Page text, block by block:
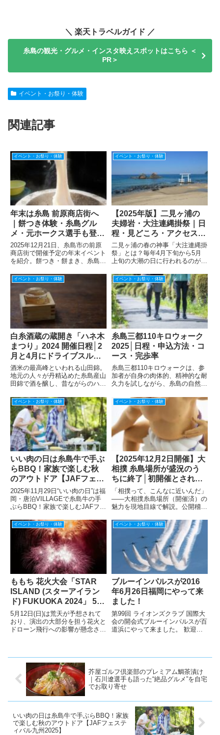
＼ 楽天トラベルガイド ／
糸島の観光・グルメ・インスタ映えスポットはこちら ＜
PR＞
イベント・お祭り・体験
関連記事
イベント・お祭り・体験
年末は糸島 前原商店街へ
｜餅つき体験・糸島グル
メ・元ホークス選手も登場
予定のイベント【2025
年】
2025年12月21日、糸島市の前原
商店街で開催予定の年末イベント
を紹介。餅つき・餅まき、糸島グ
画など、家族で立ち寄りやすい地
域型イベントの見どころをまとめ
ました。
イベント・お祭り・体験
【2025年版】二見ヶ浦の
夫婦岩・大注連縄掛祭｜日
程・見どころ・アクセス徹
底ガイド
二見ヶ浦の春の神事「大注連縄掛
祭」とは？毎年4月下旬から5月
上旬の大潮の日に行われるのが、
連縄掛祭（おおしめなわかけまつ
り）」です。 この神事では、櫻
井神社の氏子たち約60人が長さ
30メートル・重さ1トンもの巨...
イベント・お祭り・体験
白糸酒蔵の蔵開き「ハネ木
まつり」2024 開催日程│2
月と4月にドライブスルー
で
酒米の最高峰といわれる山田錦。
地元の人々が丹精込めた糸島産山
田錦で酒を醸し、昔ながらのハネ
た上槽法でやさしく搾る。それが
福岡県糸島市にある白糸酒造の酒
です。国内でも珍しいハネ木絞り
で造られた日本酒は口当たりま
ろ...
イベント・お祭り・体験
糸島三都110キロウォーク
2025│日程・申込方法・コ
ース・完歩率
糸島三都110キロウォークは、参
加者が自身の肉体的、精神的な耐
久力を試しながら、糸島の自然の
できる、非常に魅力的なイベント
です。開催日程・開 催 日：2025
年4月19日（土）～20日（日）※
雨天決行・スタート...
イベント・お祭り・体験
いい肉の日は糸島牛で手ぶ
らBBQ！家族で楽しむ秋
のアウトドア【JAFフェス
ティバル九州2025】
2025年11月29日“いい肉の日”は福
岡・唐泊VILLAGEで糸島牛の手
ぶらBBQ！家族で楽しむJAFフェ
ラ合戦や特産品抽選会も開催。
イベント・お祭り・体験
【2025年12月2日開催】大
相撲 糸島場所が盛況のう
ちに終了│初開催とされる
巡業で感じた魅力・当日の
様子
「相撲って、こんなに近いんだ」
——大相撲糸島場所（開催済）の
魅力を現地目線で解説。公開稽古
の観戦ポイントを紹介します。
イベント・お祭り・体験
ももち 花火大会「STAR
ISLAND (スターアイラン
ド) FUKUOKA 2024」 5月
12日 (日) は中止に
│5/11(土)は予定通り開催
5月12日(日)は荒天が予想されて
おり、演出の⼤部分を担う花⽕と
ドローン⾶⾏への影響が懸念され
しい内容は公式サイトでご確...
イベント・お祭り・体験
ブルーインパルスが2016
年6月26日福岡にやって来
ました！
第99回 ライオンズクラブ 国際大
会の開会式ブルーインパルスが百
道浜にやって来ました。 歓迎セ
福岡にやって来ました。...
芥屋ゴルフ倶楽部のプレミアム鯛茶漬け
｜石川遼選手も語った“絶品グルメ”を自宅
でお取り寄せ
いい肉の日は糸島牛で手ぶらBBQ！家族
で楽しむ秋のアウトドア【JAFフェステ
ィバル九州2025】